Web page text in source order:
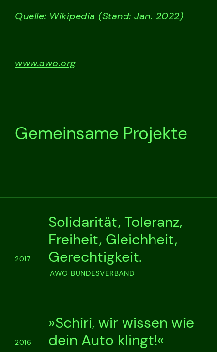
Quelle: Wikipedia (Stand: Jan. 2022)
www.awo.org
Gemeinsame Projekte
2017
Solidarität, Toleranz,
Freiheit, Gleichheit,
Gerechtigkeit.
AWO BUNDESVERBAND
2016
»Schiri, wir wissen wie
dein Auto klingt!«